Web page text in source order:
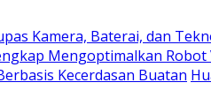
Kamera, Baterai, dan
Mengoptimalkan
Kecerdasan Buatan